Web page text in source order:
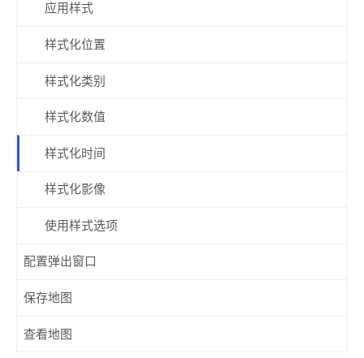
应用样式
样式化位置
样式化类别
样式化数值
样式化时间
样式化影像
使用样式选项
配置弹出窗口
保存地图
查看地图